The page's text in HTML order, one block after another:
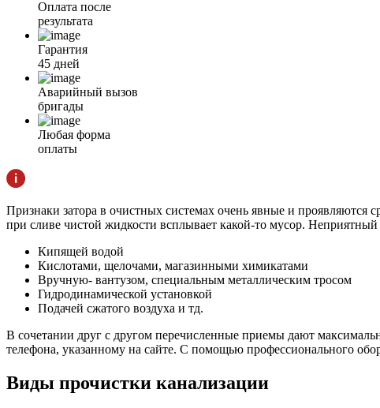
Оплата после
результата
Гарантия
45 дней
Аварийный вызов
бригады
Любая форма
оплаты
Признаки затора в очистных системах очень явные и проявляются
при сливе чистой жидкости всплывает какой-то мусор.
Кипящей водой
Кислотами, щелочами, магазинными химикатами
Вручную- вантузом, специальным металлическим тросом
Гидродинамической установкой
Подачей сжатого воздуха и тд.
В сочетании друг с другом перечисленные приемы дают
телефона, указанному на сайте. С помощью профессионального
Виды прочистки канализации